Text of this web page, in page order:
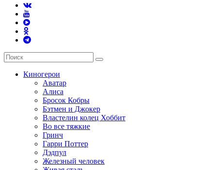
Киногерои
Аватар
Алиса
Бросок Кобры
Бэтмен и Джокер
Властелин колец Хоббит
Во все тяжкие
Гринч
Гарри Поттер
Дэдпул
Железный человек